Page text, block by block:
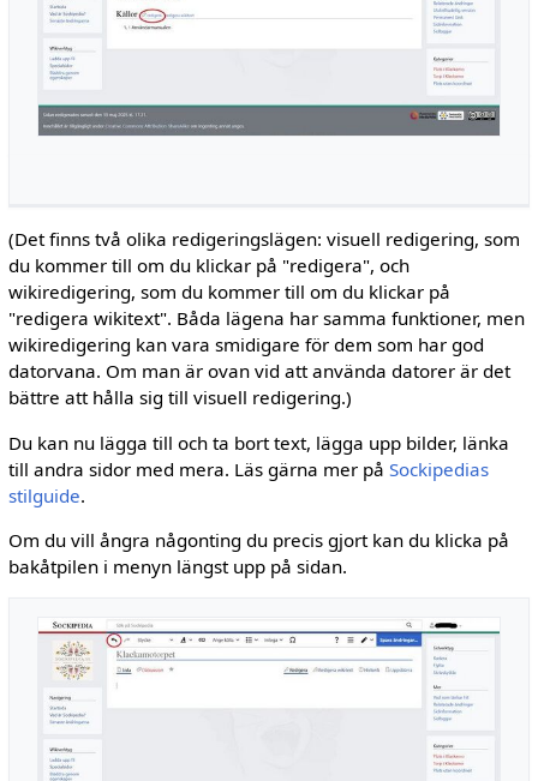
(Det finns två olika redigeringslägen: visuell redigering, som
du kommer till om du klickar på "redigera", och
wikiredigering, som du kommer till om du klickar på
"redigera wikitext". Båda lägena har samma funktioner, men
wikiredigering kan vara smidigare för dem som har god
datorvana. Om man är ovan vid att använda datorer är det
bättre att hålla sig till visuell redigering.)
Du kan nu lägga till och ta bort text, lägga upp bilder, länka
till andra sidor med mera. Läs gärna mer på Sockipedias
stilguide.
Om du vill ångra någonting du precis gjort kan du klicka på
bakåtpilen i menyn längst upp på sidan.